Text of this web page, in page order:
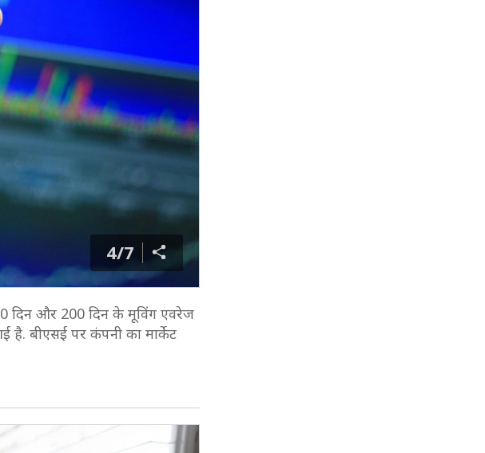
4/7
दिन और 200 दिन के मूविंग एवरेज
है. बीएसई पर कंपनी का मार्केट